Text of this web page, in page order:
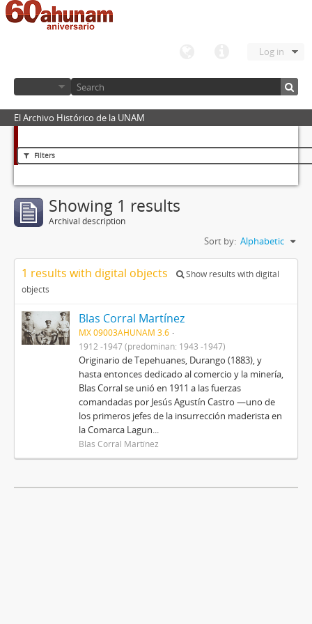
Log in
El Archivo Histórico de la UNAM
Filters
Showing 1 results
Archival description
Sort by: Alphabetic
1 results with digital objects
Show results with digital
objects
Blas Corral Martínez
MX 09003AHUNAM 3.6
1912 -1947 (predominan: 1943 -1947)
Originario de Tepehuanes, Durango (1883), y
hasta entonces dedicado al comercio y la minería,
Blas Corral se unió en 1911 a las fuerzas
comandadas por Jesús Agustín Castro —uno de
los primeros jefes de la insurrección maderista en
la Comarca Lagun...
Blas Corral Martínez